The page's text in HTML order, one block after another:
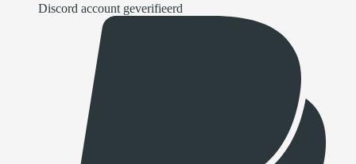
Discord account geverifieerd